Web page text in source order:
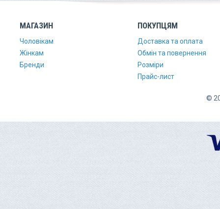
МАГАЗИН
Чоловікам
Жінкам
Бренди
ПОКУПЦЯМ
Доставка та оплата
Обмін та повернення
Розміри
Прайс-лист
©